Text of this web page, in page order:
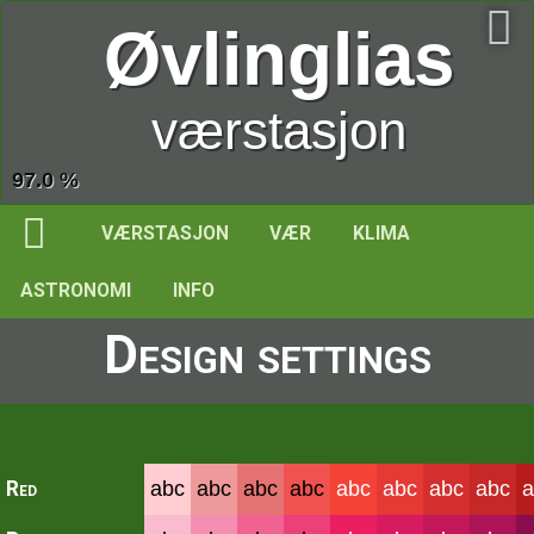
97.0 %
Øvlinglias
værstasjon
VÆRSTASJON VÆR KLIMA
ASTRONOMI INFO
Design settings
Red abc abc abc abc abc abc abc abc